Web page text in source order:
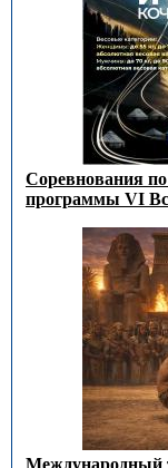
Соревнования
программы VI
Международный